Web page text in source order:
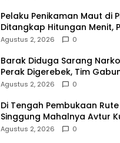
Pelaku Penikaman Maut di
Ditangkap Hitungan Menit,
Agustus 2, 2026 0
Barak Diduga Sarang
Perak Digerebek, Tim
Lokasi
Agustus 2, 2026 0
Di Tengah Pembukaan
Singgung Mahalnya Avtur
Agustus 2, 2026 0